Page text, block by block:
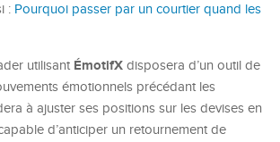
: Pourquoi passer par un courtier quand les
utilisant ÉmotifX disposera d’un outil de
émotionnels précédant les
à ajuster ses positions sur les devises en
d’anticiper un retournement de